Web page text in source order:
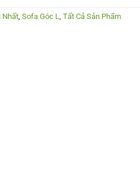
Nhất, Sofa Góc L, Tất Cả Sản Phẩm